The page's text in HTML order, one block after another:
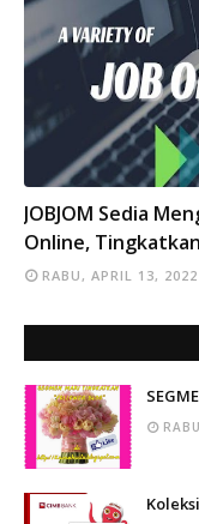
INFO
JOBJOM Sedia
Online,
RABU, APRIL 13, 2022